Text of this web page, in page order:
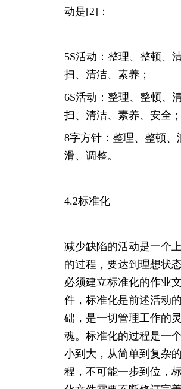
动是[2]：
5S活动：整理、整顿、
扫、清洁、素养；
6S活动：整理、整顿、
扫、清洁、素养、安全；
8字方针：整理、整顿、
滑、调整。
4.2标准化
减少缺陷的活动是一个
的过程，要达到理想状态
必须建立标准化的作业文
件，标准化是前述活动
础，是一切管理工作的灵
魂。标准化的过程是一
小到大，从简单到复杂
程，不可能一步到位，